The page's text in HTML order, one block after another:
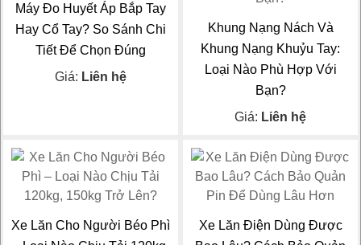
Máy Đo Huyết Áp Bắp Tay
Hay Cổ Tay? So Sánh Chi
Tiết Để Chọn Đúng
Giá: Liên hệ
Khung Nạng Nách Và
Khung Nạng Khuỷu Tay:
Loại Nào Phù Hợp Với
Bạn?
Giá: Liên hệ
Xe Lăn Cho Người Béo Phì
Xe Lăn Điện Dùng Được